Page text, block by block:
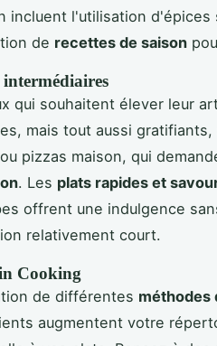
incluent l'utilisation
de recettes de saison
intermédiaires
qui souhaitent élever leur
mais tout aussi
pizzas maison, qui
. Les plats rapides et
offrent une indulgence
relativement court.
Cooking
de différentes méthodes
augmentent votre